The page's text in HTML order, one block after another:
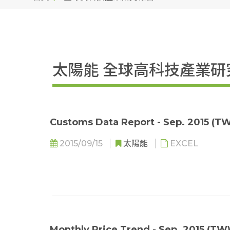
太陽能 全球高科技產業研
Customs Data Report - Sep. 2015
2015/09/15 太陽能 EXCEL